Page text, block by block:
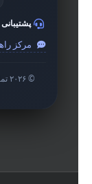
پشتیبانی
مرکز
© ۲۰۲۶ تمامی حقوق محفوظ است.